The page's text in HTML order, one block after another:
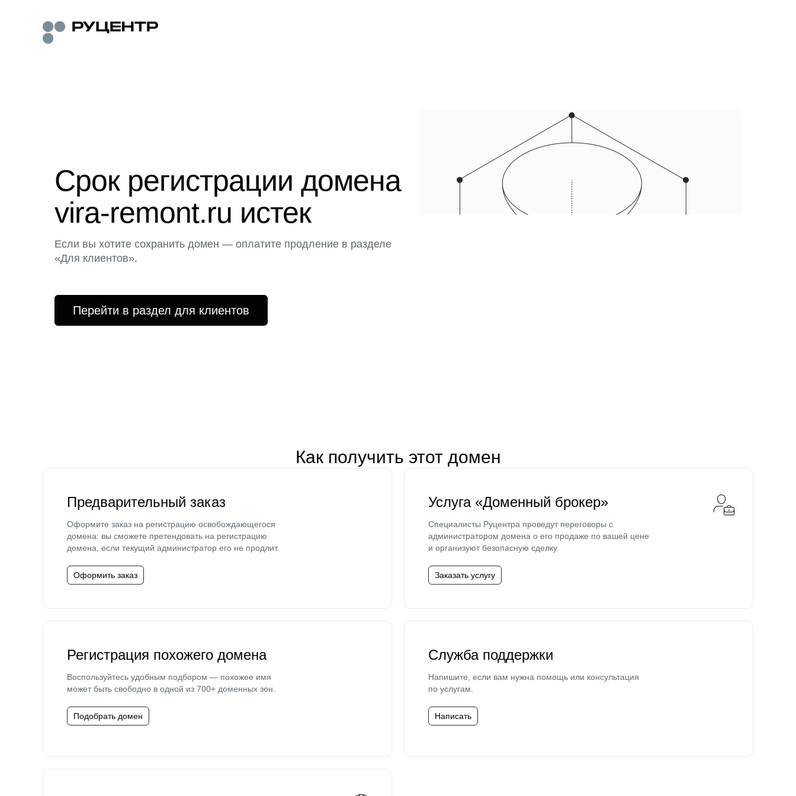
Срок регистрации домена
vira-remont.ru истек
Если вы хотите сохранить домен — оплатите продление в разделе
«Для клиентов».
Перейти в раздел для клиентов
Как получить этот домен
Предварительный заказ
Оформите заказ на регистрацию освобождающегося
домена: вы сможете претендовать на регистрацию
домена, если текущий администратор его не продлит.
Оформить заказ
Услуга «Доменный брокер»
Специалисты Руцентра проведут переговоры с
администратором домена о его продаже по вашей цене
и организуют безопасную сделку.
Заказать услугу
Регистрация похожего домена
Воспользуйтесь удобным подбором — похожее имя
может быть свободно в одной из 700+ доменных зон.
Подобрать домен
Служба поддержки
Напишите, если вам нужна помощь или консультация
по услугам.
Написать